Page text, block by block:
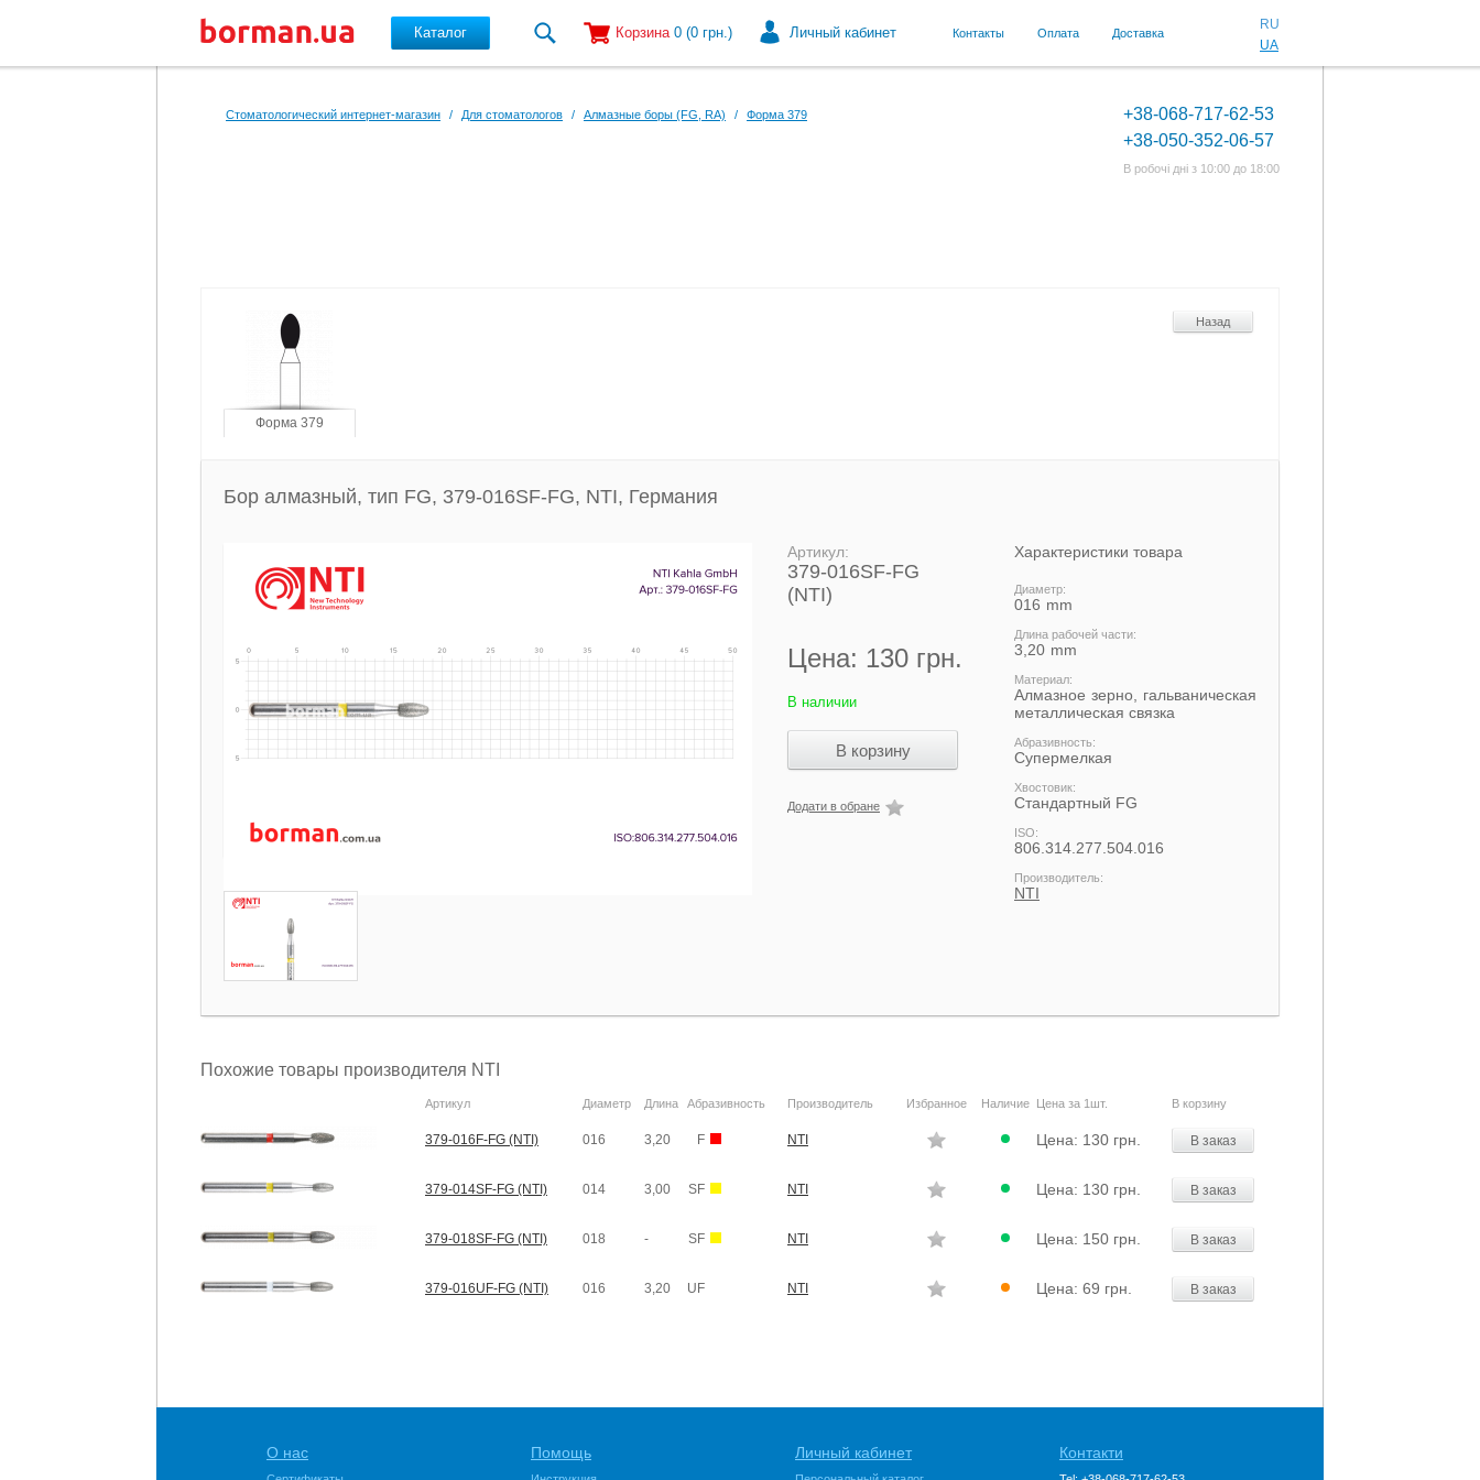
Каталог Корзина 0 (0 грн.) Личный кабинет Контакты Оплата Доставка
RU
UA
Стоматологический интернет-магазин / Для стоматологов / Алмазные боры (FG, RA) / Форма 379
+38-068-717-62-53
+38-050-352-06-57
В робочі дні з 10:00 до 18:00
Форма 379
Назад
Бор алмазный, тип FG, 379-016SF-FG, NTI, Германия
Артикул:
379-016SF-FG
(NTI)
Цена: 130 грн.
В наличии
Додати в обране
Характеристики товара
Диаметр:
016
Длина рабочей части:
3,20
Материал:
Алмазное зерно, гальваническая
металлическая связка
Абразивность:
Супермелкая
Хвостовик:
Cтандартный FG
ISO:
806.314.277.504.016
Производитель:
NTI
Похожие товары производителя NTI
Артикул Диаметр Длина Абразивность Производитель Избранное Наличие Цена за 1шт. В корзину
379-016F-FG (NTI) 016 3,20 F NTI Цена: 130 грн. В заказ
379-014SF-FG (NTI) 014 3,00 SF NTI Цена: 130 грн. В заказ
379-018SF-FG (NTI) 018 - SF NTI Цена: 150 грн. В заказ
379-016UF-FG (NTI) 016 3,20 UF NTI Цена: 69 грн. В заказ
О нас Помощь Личный кабинет Контакти